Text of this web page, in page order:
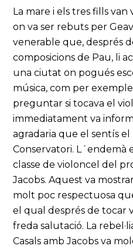
La mare i els tres fills van
on va ser rebuts per
venerable que, després
composicions de Pau, li
una ciutat on pogués
música, com per
preguntar si tocava el
immediatament va
agradaria que el sentís el
Conservatori. L´endemà
classe de violoncel del
Jacobs. Aquest va
molt poc respectuosa
el qual després de tocar
freda salutació. La
Casals amb Jacobs va